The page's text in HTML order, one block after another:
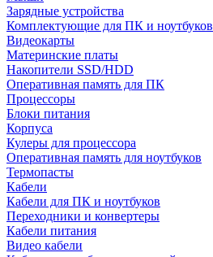
Зарядные устройства
Комплектующие для ПК и ноутбуков
Видеокарты
Материнские платы
Накопители SSD/HDD
Оперативная память для ПК
Процессоры
Блоки питания
Корпуса
Кулеры для процессора
Оперативная память для ноутбуков
Термопасты
Кабели
Кабели для ПК и ноутбуков
Переходники и конвертеры
Кабели питания
Видео кабели